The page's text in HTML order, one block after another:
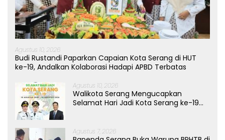
Agustus 10, 2026
Budi Rustandi Paparkan Capaian Kota Serang di HUT
ke-19, Andalkan Kolaborasi Hadapi APBD Terbatas
Agustus 10, 2026
Walikota Serang Mengucapkan
Selamat Hari Jadi Kota Serang ke-19
Agustus 7, 2026